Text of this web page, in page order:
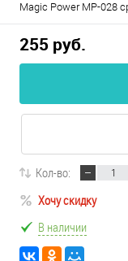
Magiс Power MP-028
255 руб.
Кол-во:
Хочу скидку
В наличии